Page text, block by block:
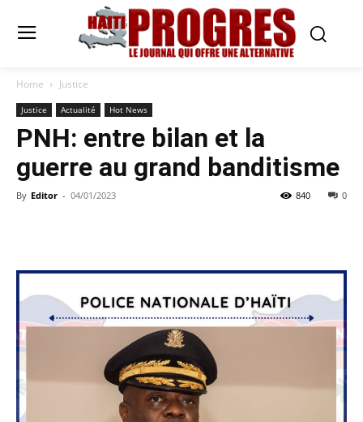
Home Justice
Justice Actualité Hot News
PNH: entre bilan et la
guerre au grand banditisme
By Editor - 04/01/2023 0
840